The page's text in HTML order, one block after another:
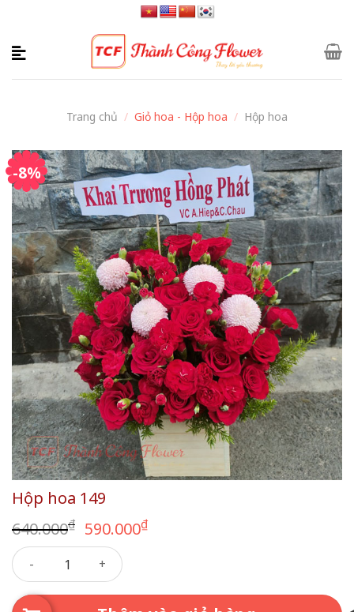
content
Trang chủ / Giỏ hoa - Hộp hoa / Hộp hoa
-8%
Hộp hoa 149
640.000₫ Giá
gốc
là:
640.000₫.
590.000₫Giá
590.000₫.
Hộp hoa 149 số lượng